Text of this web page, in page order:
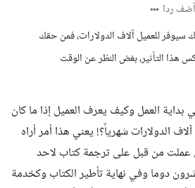
أضف ردا
سيوفر للعميل آلاف الدولارات، فمن حقك
هذا التأثير، بغض النظر عن الوقت
العمل وكيف يعرف العميل إذا ما كان
الدولارات شهرياً؟! يعني هذا أمر أراه
عملت من قبل على ترجمة كتاب لاحد
دوما وفي نهاية تأطير الكتاب وكخدمة